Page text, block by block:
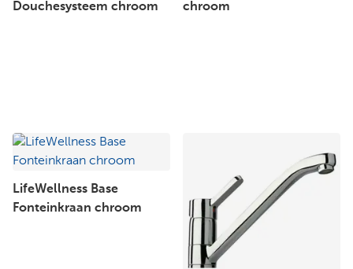
Douchesysteem chroom
chroom
LifeWellness Base
Fonteinkraan chroom